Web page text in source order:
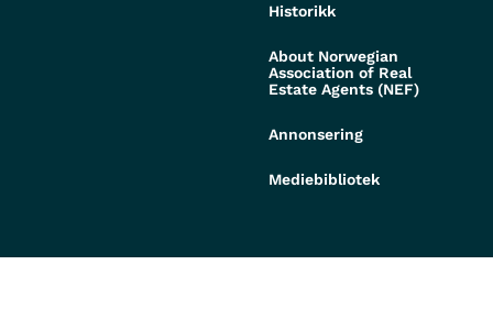
Historikk
About Norwegian
Association of Real
Estate Agents (NEF)
Annonsering
Mediebibliotek